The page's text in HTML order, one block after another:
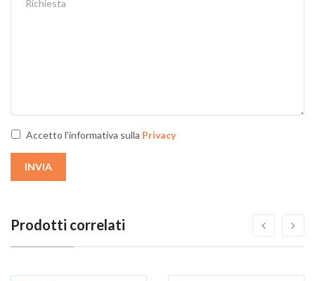
Accetto l'informativa sulla Privacy
INVIA
Prodotti correlati